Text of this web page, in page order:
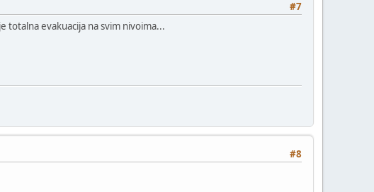
#7
totalna evakuacija na svim nivoima...
#8